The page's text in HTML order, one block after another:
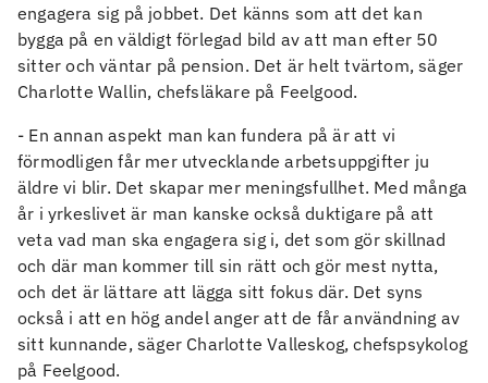
engagera sig på jobbet. Det känns som att det kan
bygga på en väldigt förlegad bild av att man efter 50
sitter och väntar på pension. Det är helt tvärtom, säger
Charlotte Wallin, chefsläkare på Feelgood.
- En annan aspekt man kan fundera på är att vi
förmodligen får mer utvecklande arbetsuppgifter ju
äldre vi blir. Det skapar mer meningsfullhet. Med många
år i yrkeslivet är man kanske också duktigare på att
veta vad man ska engagera sig i, det som gör skillnad
och där man kommer till sin rätt och gör mest nytta,
och det är lättare att lägga sitt fokus där. Det syns
också i att en hög andel anger att de får användning av
sitt kunnande, säger Charlotte Valleskog, chefspsykolog
på Feelgood.